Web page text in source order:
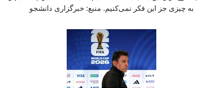
به چیزی جز این فکر نمی‌کنیم. منبع: خبرگزاری دانشجو